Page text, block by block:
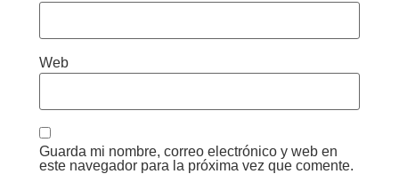
Web
Guarda mi nombre, correo electrónico y web en
este navegador para la próxima vez que comente.